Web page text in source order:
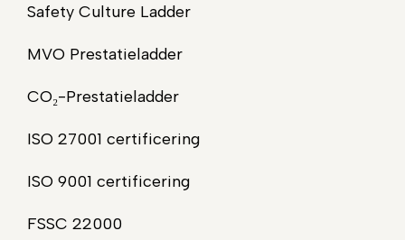
Safety Culture Ladder
MVO Prestatieladder
CO₂-Prestatieladder
ISO 27001 certificering
ISO 9001 certificering
FSSC 22000